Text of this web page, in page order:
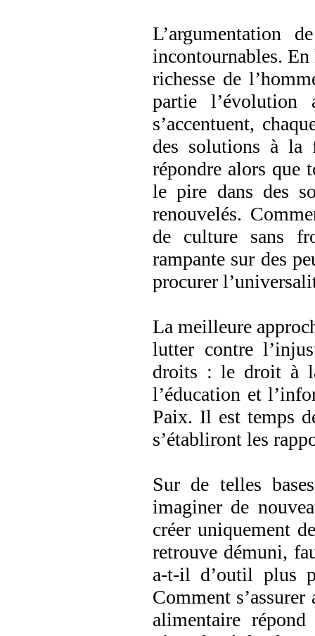
L’argumentation
incontournables.
richesse de
partie l’évolution
s’accentuent,
des solutions à la
répondre alors que
le pire dans des
renouvelés.
de culture sans
rampante sur des
procurer
La meilleure
lutter contre
droits : le droit à
l’éducation et
Paix. Il est temps
s’établiront les
Sur de telles
imaginer de
créer uniquement
retrouve démuni,
a-t-il d’outil plus
Comment
alimentaire